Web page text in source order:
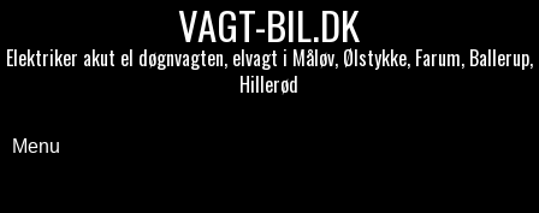
VAGT-BIL.DK
Elektriker akut el døgnvagten, elvagt i Måløv, Ølstykke, Farum, Ballerup,
Hillerød
Menu